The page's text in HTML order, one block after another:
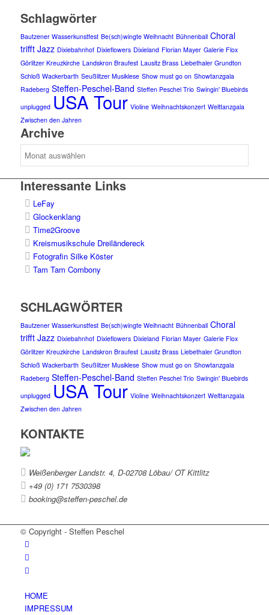
Schlagwörter
Bautzener Wasserkunstfest Be(sch)wingte Weihnacht Bühnenball Choral
trifft Jazz Dixiebahnhof Dixieflowers Dixieland Florian Mayer Galerie Flox
Görlitzer Kreuzkirche Landskron Braufest Lausitz Brass Liebethaler Grundton
Schloß Wackerbarth Seußlitzer Musiklese Show must go on Showtanzgala
Radeberg Steffen-Peschel-Band Steffen Peschel Trio Swingin' Bluebirds
unplugged USA Tour Violine Weihnachtskonzert Welttanzgala
Zwischen den Jahren
Archive
Interessante Links
LeFay
Glockenklang
Time2Groove
Kreismusikschule Dreiländereck
Fotografin Silke Köster
Tam Tam Combony
SCHLAGWÖRTER
Bautzener Wasserkunstfest Be(sch)wingte Weihnacht Bühnenball Choral
trifft Jazz Dixiebahnhof Dixieflowers Dixieland Florian Mayer Galerie Flox
Görlitzer Kreuzkirche Landskron Braufest Lausitz Brass Liebethaler Grundton
Schloß Wackerbarth Seußlitzer Musiklese Show must go on Showtanzgala
Radeberg Steffen-Peschel-Band Steffen Peschel Trio Swingin' Bluebirds
unplugged USA Tour Violine Weihnachtskonzert Welttanzgala
Zwischen den Jahren
KONTAKTE
Weißenberger Landstr. 4, D-02708 Löbau/ OT Kittlitz
+49 (0) 171 7530398
booking@steffen-peschel.de
© Copyright - Steffen Peschel
HOME
IMPRESSUM